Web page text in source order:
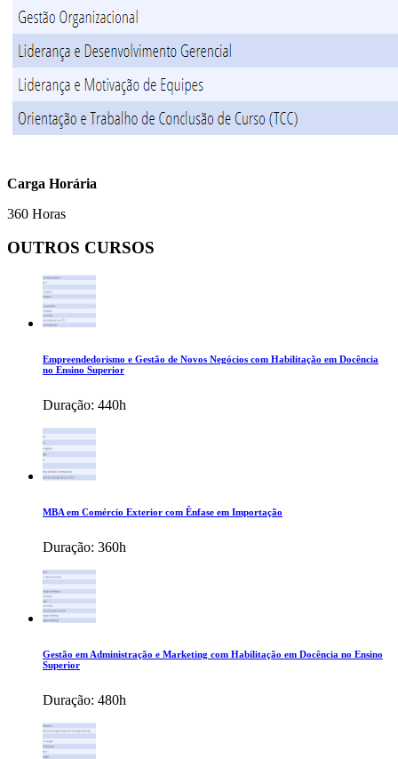
Carga Horária
360 Horas
OUTROS CURSOS
Empreendedorismo e Gestão de Novos Negócios com Habilitação em Docência
no Ensino Superior
Duração: 440h
MBA em Comércio Exterior com Ênfase em Importação
Duração: 360h
Gestão em Administração e Marketing com Habilitação em Docência no Ensino
Superior
Duração: 480h